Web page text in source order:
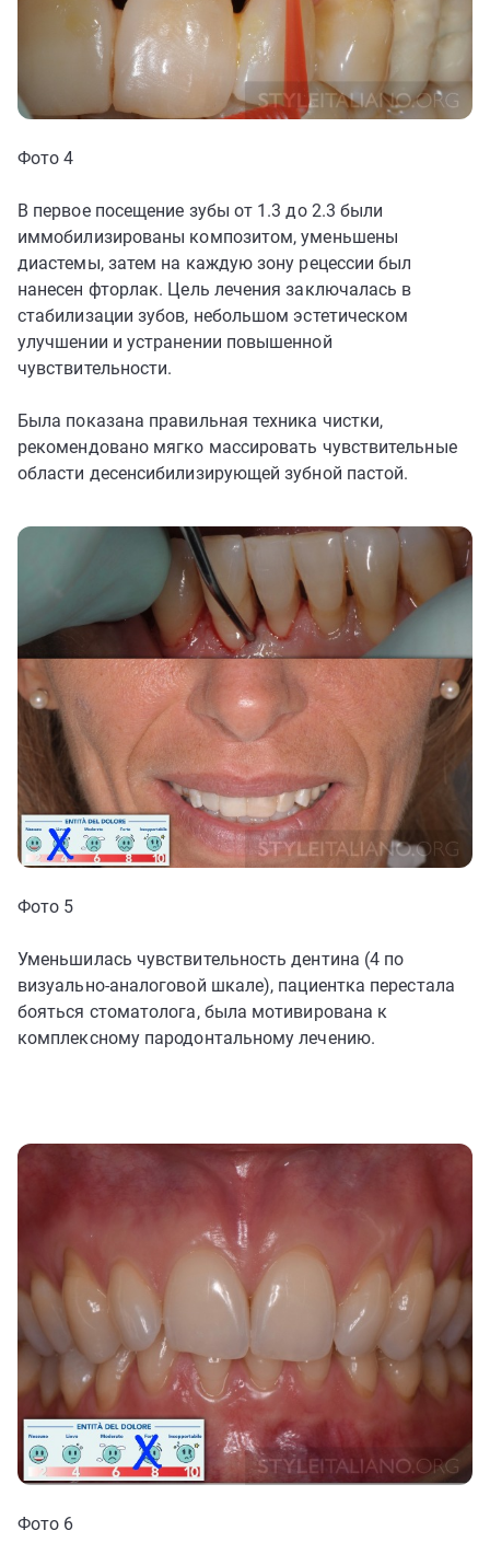
Фото 4
В первое посещение зубы от 1.3 до 2.3 были
иммобилизированы композитом, уменьшены
диастемы, затем на каждую зону рецессии был
нанесен фторлак. Цель лечения заключалась в
стабилизации зубов, небольшом эстетическом
улучшении и устранении повышенной
чувствительности.
Была показана правильная техника чистки,
рекомендовано мягко массировать чувствительные
области десенсибилизирующей зубной пастой.
Фото 5
Уменьшилась чувствительность дентина (4 по
визуально-аналоговой шкале), пациентка перестала
бояться стоматолога, была мотивирована к
комплексному пародонтальному лечению.
Фото 6